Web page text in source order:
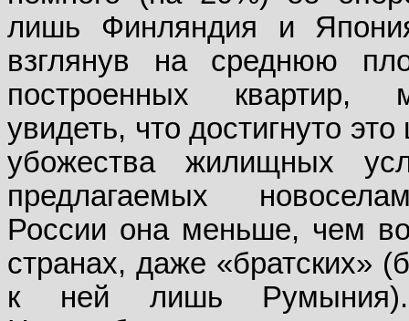
лишь Финляндия и
взглянув на среднюю
построенных квартир,
увидеть, что достигнуто это
убожества жилищных
предлагаемых
России она меньше, чем
странах, даже «братских»
к ней лишь